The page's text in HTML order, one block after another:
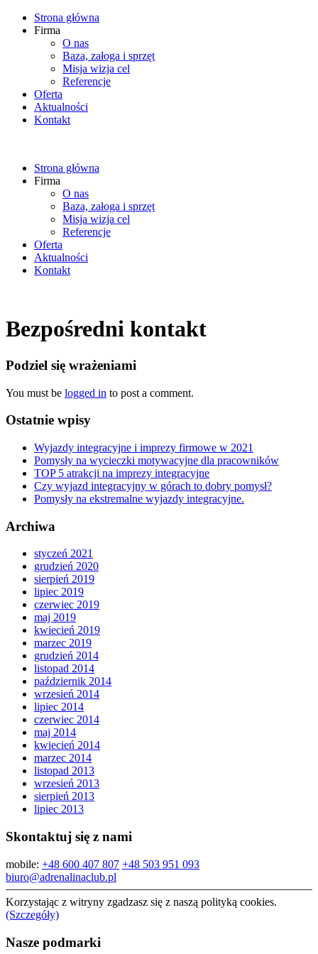
Strona główna
Firma
O nas
Baza, załoga i sprzęt
Misja wizja cel
Referencje
Oferta
Aktualności
Kontakt
Strona główna
Firma
O nas
Baza, załoga i sprzęt
Misja wizja cel
Referencje
Oferta
Aktualności
Kontakt
Bezpośredni kontakt
Podziel się wrażeniami
You must be logged in to post a comment.
Ostatnie wpisy
Wyjazdy integracyjne i imprezy firmowe w 2021
Pomysły na wycieczki motywacyjne dla pracowników
TOP 5 atrakcji na imprezy integracyjne
Czy wyjazd integracyjny w górach to dobry pomysł?
Pomysły na ekstremalne wyjazdy integracyjne.
Archiwa
styczeń 2021
grudzień 2020
sierpień 2019
lipiec 2019
czerwiec 2019
maj 2019
kwiecień 2019
marzec 2019
grudzień 2014
listopad 2014
październik 2014
wrzesień 2014
lipiec 2014
czerwiec 2014
maj 2014
kwiecień 2014
marzec 2014
listopad 2013
wrzesień 2013
sierpień 2013
lipiec 2013
Skontaktuj się z nami
mobile: +48 600 407 807 +48 503 951 093
biuro@adrenalinaclub.pl
Korzystając z witryny zgadzasz się z naszą polityką cookies.
(Szczegóły)
Nasze podmarki